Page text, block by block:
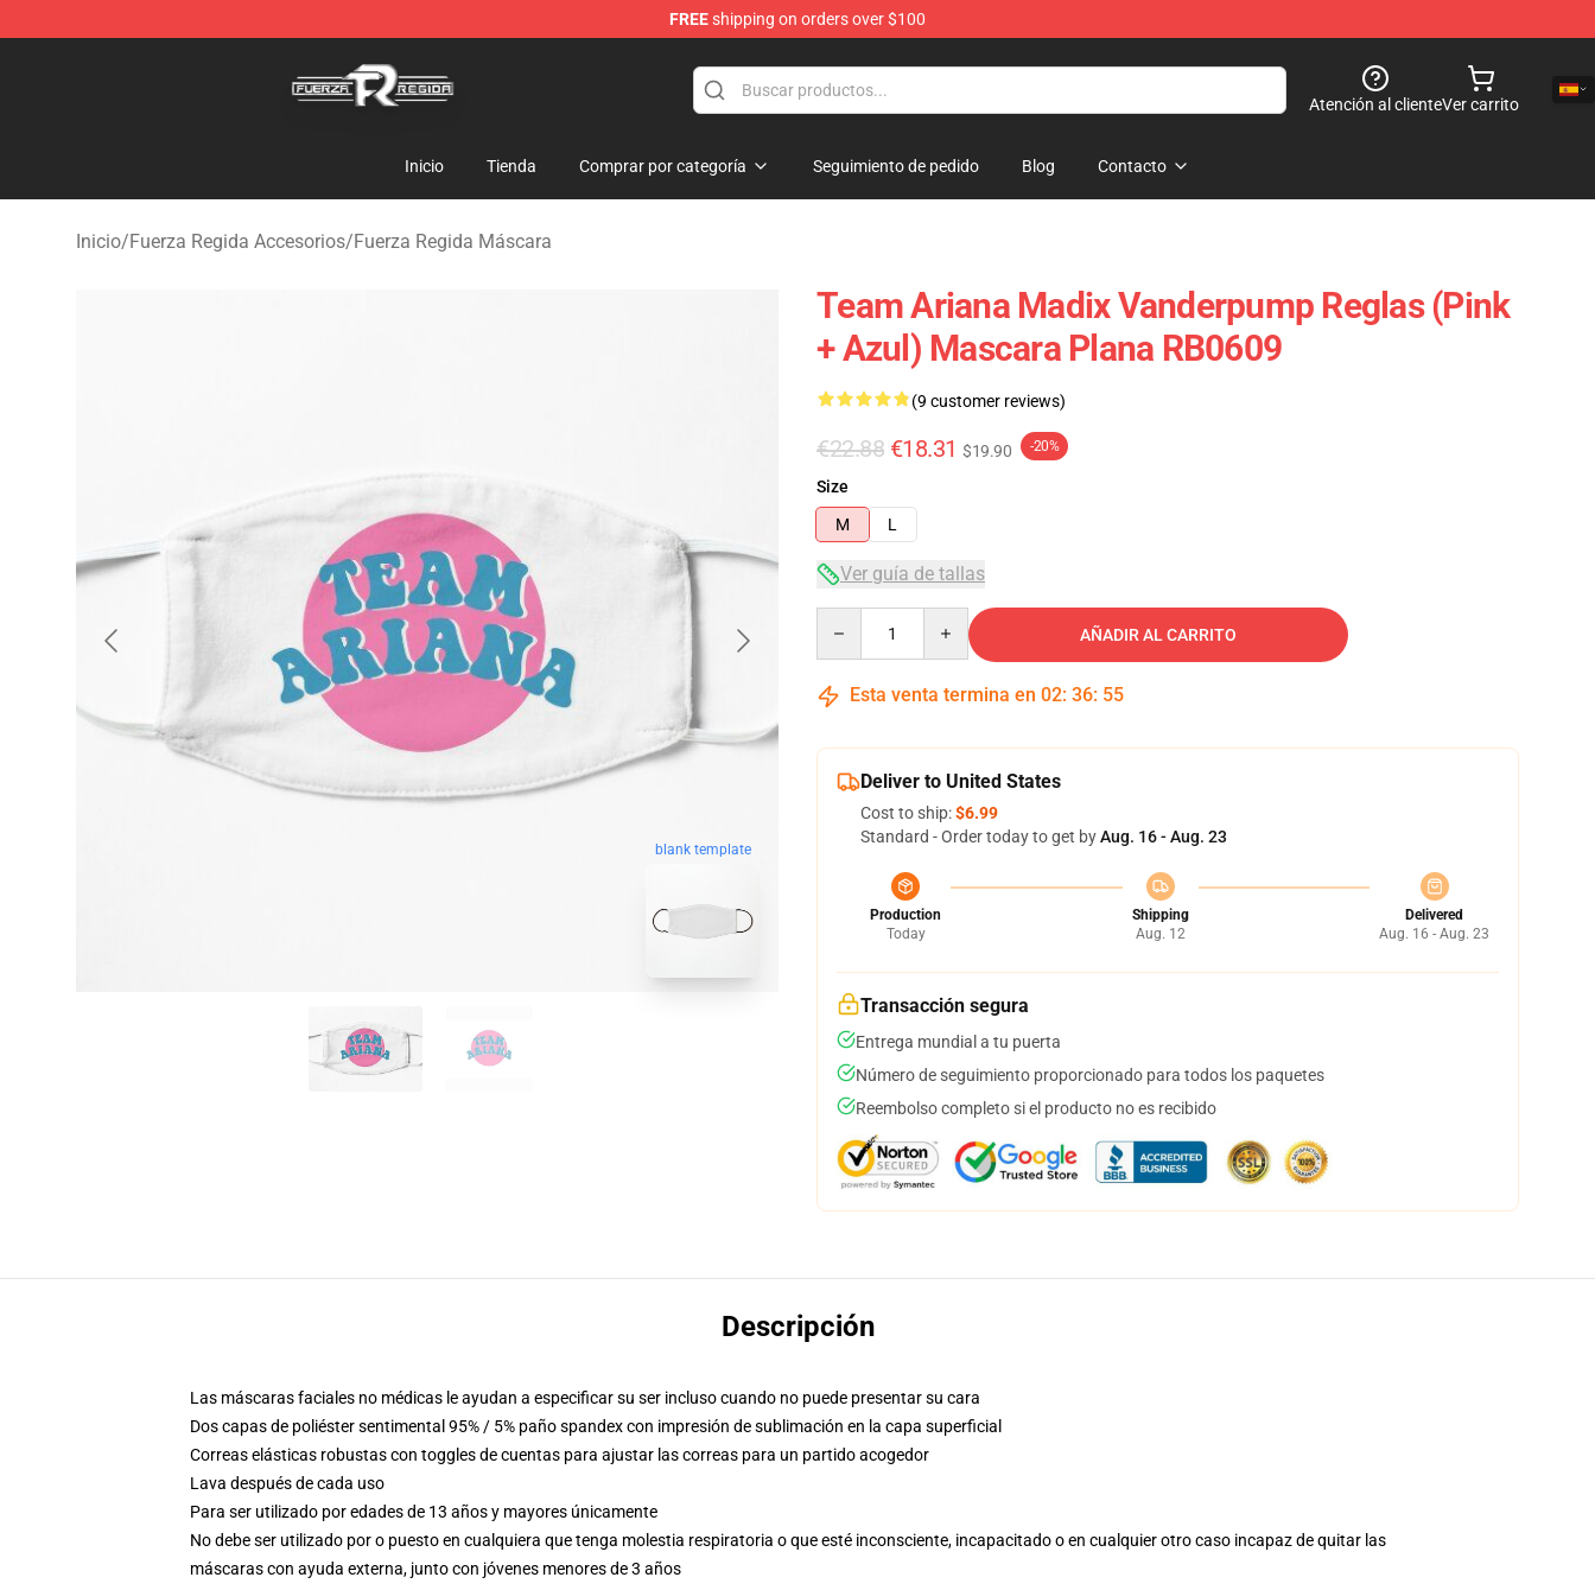
FREEshipping on orders over $100
Atención al clienteVer carrito
Inicio Tienda Comprar por categoría Seguimiento de pedido Blog Contacto
Inicio/Fuerza Regida Accesorios/Fuerza Regida Máscara
blank template
Team Ariana Madix Vanderpump Reglas (Pink
+ Azul) Mascara Plana RB0609
(9 customer reviews)
€22.88 €18.31 $19.90 -20%
Size
M
L
Ver guía de tallas
AÑADIR AL CARRITO
Esta venta termina en 02: 36: 54
Deliver to United States
Cost to ship:$6.99
Standard - Order today to get byAug. 16 - Aug. 23
Production
Today
Shipping
Aug. 12
Delivered
Aug. 16 - Aug. 23
Transacción segura
Entrega mundial a tu puerta
Número de seguimiento proporcionado para todos los paquetes
Reembolso completo si el producto no es recibido
Descripción
Las máscaras faciales no médicas le ayudan a especificar su ser incluso cuando no puede presentar su cara
Dos capas de poliéster sentimental 95% / 5% paño spandex con impresión de sublimación en la capa superficial
Correas elásticas robustas con toggles de cuentas para ajustar las correas para un partido acogedor
Lava después de cada uso
Para ser utilizado por edades de 13 años y mayores únicamente
No debe ser utilizado por o puesto en cualquiera que tenga molestia respiratoria o que esté inconsciente, incapacitado o en cualquier otro caso incapaz de quitar las
máscaras con ayuda externa, junto con jóvenes menores de 3 años